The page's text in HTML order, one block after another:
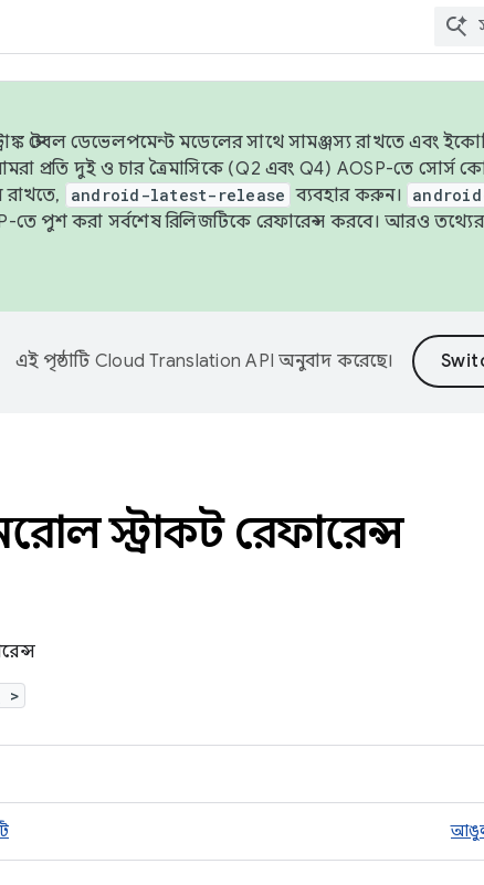
স্টেবল ডেভেলপমেন্ট মডেলের সাথে সামঞ্জস্য রাখতে এবং
প্রতি দুই ও চার ত্রৈমাসিকে (Q2 এবং Q4) AOSP-তে সোর্স
android-latest-release ব্যবহার করুন।
তে পুশ করা সর্বশেষ রিলিজটিকে রেফারেন্স করবে। আরও
এই পৃষ্ঠাটি Cloud Translation API অনুবাদ করেছে।
স্ট্রাকট রেফারেন্স
>